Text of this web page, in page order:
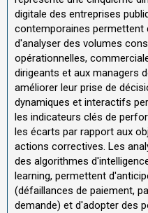
digitale des entreprises
contemporaines permettent
d'analyser des volumes
opérationnelles,
dirigeants et aux managers
améliorer leur prise de
dynamiques et interactifs
les indicateurs clés de
les écarts par rapport aux
actions correctives. Les
des algorithmes
learning, permettent
(défaillances de paiement,
demande) et d'adopter des